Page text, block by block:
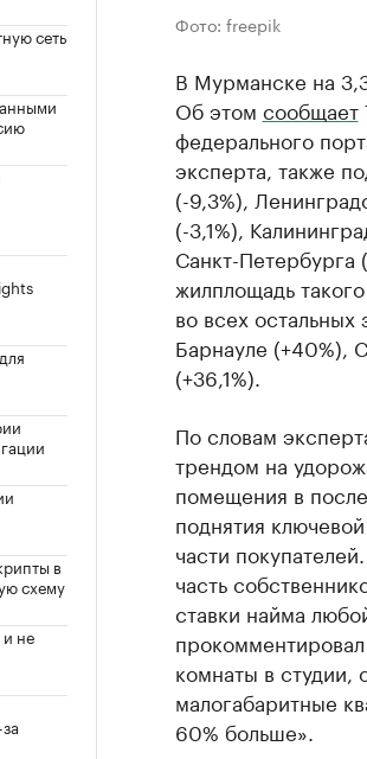
сеть
в
схему
и не
Фото: freepik
В Мурманске на
Об этом сообщает
федерального
эксперта, также
(-9,3%),
(-3,1%),
Санкт-Петербурга
жилплощадь
во всех
Барнауле (+40%),
(+36,1%).
По словам
трендом на
помещения в
поднятия
части
часть
ставки найма
комнаты в студии,
малогабаритные
60% больше».